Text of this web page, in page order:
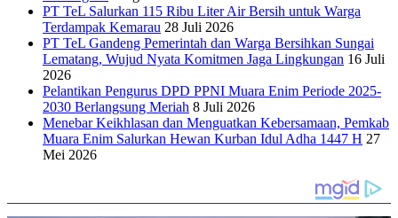
PT TeL Salurkan 115 Ribu Liter Air Bersih untuk Warga
Terdampak Kemarau 28 Juli 2026
PT TeL Gandeng Pemerintah dan Warga Bersihkan Sungai
Lematang, Wujud Nyata Komitmen Jaga Lingkungan 16 Juli
2026
Pelantikan Pengurus DPD PPNI Muara Enim Periode 2025-
2030 Berlangsung Meriah 8 Juli 2026
Menebar Keikhlasan dan Menguatkan Kebersamaan, Pemkab
Muara Enim Salurkan Hewan Kurban Idul Adha 1447 H 27
Mei 2026